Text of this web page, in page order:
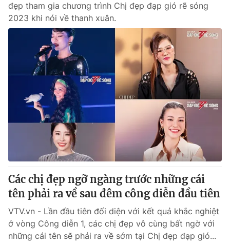
đẹp tham gia chương trình Chị đẹp đạp gió rẽ sóng
2023 khi nói về thanh xuân.
Các chị đẹp ngỡ ngàng trước những cái
tên phải ra về sau đêm công diễn đầu tiên
VTV.vn - Lần đầu tiên đối diện với kết quả khắc nghiệt
ở vòng Công diễn 1, các chị đẹp vô cùng bất ngờ với
những cái tên sẽ phải ra về sớm tại Chị đẹp đạp gió...